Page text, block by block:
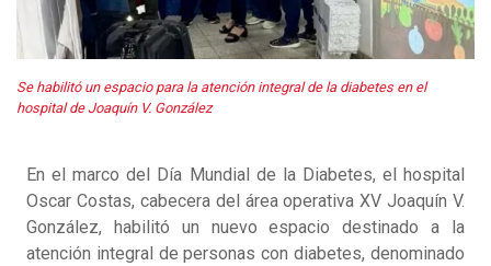
Se habilitó un espacio para la atención integral de la diabetes en el
hospital de Joaquín V. González
En el marco del Día Mundial de la Diabetes, el hospital
Oscar Costas, cabecera del área operativa XV Joaquín V.
González, habilitó un nuevo espacio destinado a la
atención integral de personas con diabetes, denominado